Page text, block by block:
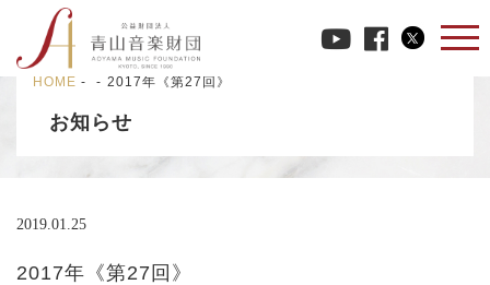
HOME - - 2017年《第27回》
お知らせ
2019.01.25
2017年《第27回》